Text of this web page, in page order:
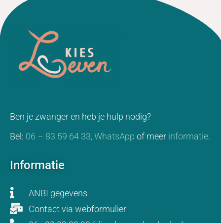
Ben je zwanger en heb je hulp nodig?
Bel: 06 – 83 59 64 33,WhatsApp of meer informatie.
Informatie
ANBI gegevens
Contact via webformulier